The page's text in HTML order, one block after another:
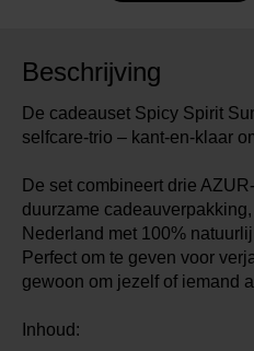
Beschrijving
De cadeauset Spicy Spirit
selfcare-trio – kant-en-klaar
De set combineert drie
duurzame
Nederland met 100%
Perfect om te geven voor
gewoon om jezelf of iemand
Inhoud: